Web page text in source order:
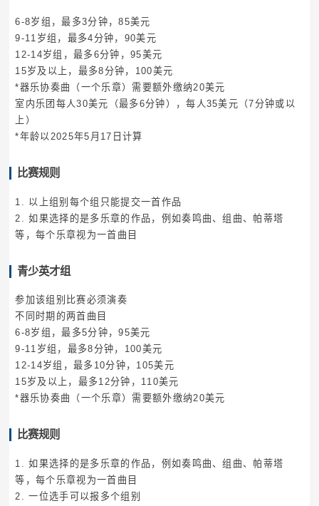
6-8岁组，最多3分钟，85美元
9-11岁组，最多4分钟，90美元
12-14岁组，最多6分钟，95美元
15岁及以上，最多8分钟，100美元
*器乐协奏曲（一个乐章）需要额外缴纳20美元
室内乐团每人30美元（最多6分钟），每人35美元（7分钟或以
上）
*年龄以2025年5月17日计算
比赛规则
1. 以上组别每个组只能提交一首作品
2. 如果选择的是多乐章的作品，例如奏鸣曲、组曲、帕蒂塔
等，每个乐章视为一首曲目
青少英才组
参加该组别比赛必须演奏
不同时期的两首曲目
6-8岁组，最多5分钟，95美元
9-11岁组，最多8分钟，100美元
12-14岁组，最多10分钟，105美元
15岁及以上，最多12分钟，110美元
*器乐协奏曲（一个乐章）需要额外缴纳20美元
比赛规则
1. 如果选择的是多乐章的作品，例如奏鸣曲、组曲、帕蒂塔
等，每个乐章视为一首曲目
2. 一位选手可以报多个组别